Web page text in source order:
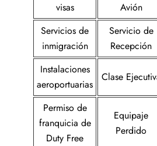
visas
Avión
Servicios de
inmigración
Servicio de
Recepción
Instalaciones
aeroportuarias
Clase
Permiso de
franquicia de
Duty Free
Equipaje
Perdido